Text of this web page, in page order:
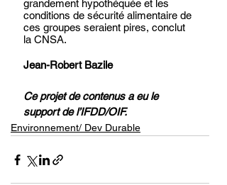
grandement hypothéquée et les
conditions de sécurité alimentaire de
ces groupes seraient pires, conclut
la CNSA.
Jean-Robert Bazile
Ce projet de contenus a eu le
support de l’IFDD/OIF.
Environnement/ Dev Durable